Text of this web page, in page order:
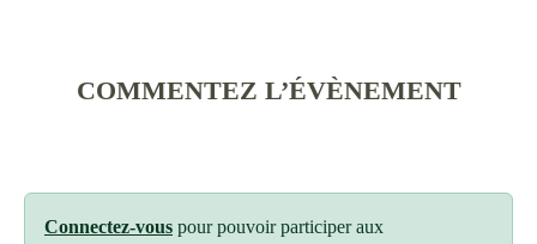
COMMENTEZ L’ÉVÈNEMENT
Connectez-vous pour pouvoir participer aux